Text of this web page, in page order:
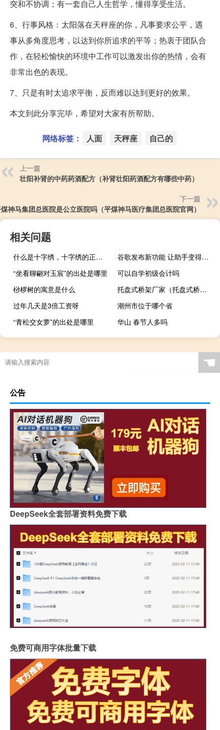
突和不协调；有一套自己人生哲学，懂得享受生活。
6、行事风格：太阳落在天秤座的你，凡事要求公平，遇
事从多角度思考，以达到你所追求的平等；热衷于团队合
作，在轻松愉快的环境中工作可以激发出你的热情，会有
非常出色的表现。
7、只是有时太追求平衡，反而难以达到更好的效果。
本文到此分享完毕，希望对大家有所帮助。
网络标签： 人面 天秤座 自己的
上一篇
壮阳补肾的中药药酒配方（补肾壮阳药酒配方有哪些中药）
下一篇
神马集团总医院是公立医院吗（平煤神马医疗集团总医院官网）
相关问题
什么是十字绣，十字绣的正确绣法是怎样绣的？
谷歌发布新功能 让助手变得更聪明
“坐看聊翩对玉宸”的出处是哪里
可以自学初级会计吗
桫椤树的寓意是什么
托盘式桥架厂家（托盘式桥架）
过年几天是3倍工资呀
潮州市位于哪个省
“青松交女萝”的出处是哪里
华山 春节人多吗
参花消渴茶的成分和功效（参花消渴茶效果如何）
☚
公告
DeepSeek全套部署资料免费下载
免费可商用字体批量下载